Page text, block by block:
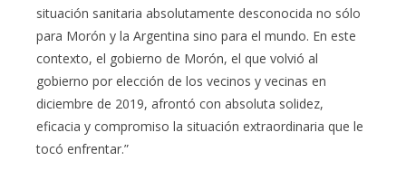
situación sanitaria absolutamente desconocida no sólo
para Morón y la Argentina sino para el mundo. En este
contexto, el gobierno de Morón, el que volvió al
gobierno por elección de los vecinos y vecinas en
diciembre de 2019, afrontó con absoluta solidez,
eficacia y compromiso la situación extraordinaria que le
tocó enfrentar.”